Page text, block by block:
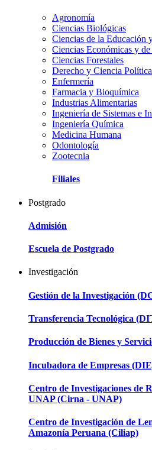
Agronomía
Ciencias Biológicas
Ciencias de la Educación
Ciencias Económicas y
Ciencias Forestales
Derecho y Ciencia Política
Enfermería
Farmacia y Bioquímica
Industrias Alimentarias
Ingeniería de Sistemas e
Ingeniería Química
Medicina Humana
Odontología
Zootecnia
Filiales
Postgrado
Admisión
Escuela de Postgrado
Investigación
Gestión de la Investigación
Transferencia Tecnológica
Producción de Bienes y
Incubadora de Empresas
Centro de Investigaciones de
UNAP (Cirna - UNAP)
Centro de Investigación de
Amazonía Peruana (Ciliap)